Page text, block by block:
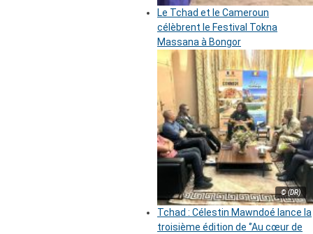
Le Tchad et le Cameroun
célèbrent le Festival Tokna
Massana à Bongor
© (DR)
Tchad : Célestin Mawndoé lance la
troisième édition de ‘’Au cœur de